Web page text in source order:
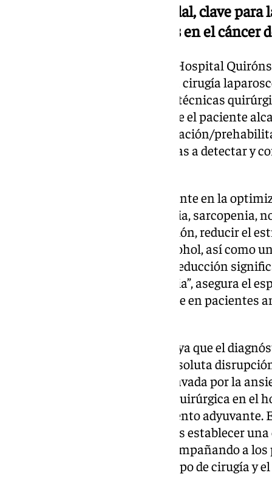
La rehabilitación multimodal, clave
complicaciones quirúrgicas en el cáncer
Para el cirujano colorrectal del Hospital
Amaya, si bien la irrupción de la cirugía
y los avances tecnológicos y en técnicas
importante, es fundamental que el paciente
condición posible, con rehabilitación/
una serie de prácticas destinadas a detectar y
“La implicación activa del paciente en la
médicas como corregir la anemia, sarcopenia,
la condición física, la desnutrición, reducir el
deshabituación tabáquica y alcohol, así como
posoperatorias conllevan una reducción
una menor estancia hospitalaria”, asegura el
“esto es especialmente relevante en
El doctor Antonio Amaya subraya que el
supone para el paciente una absoluta
angustia del diagnóstico es agravada por la
someterse a una intervención quirúrgica en el
posibilidad de precisar tratamiento
colorrectales experimentados es establecer
abordaje de la enfermedad, “acompañando a
proporcionando a cada uno el tipo de cirugía y